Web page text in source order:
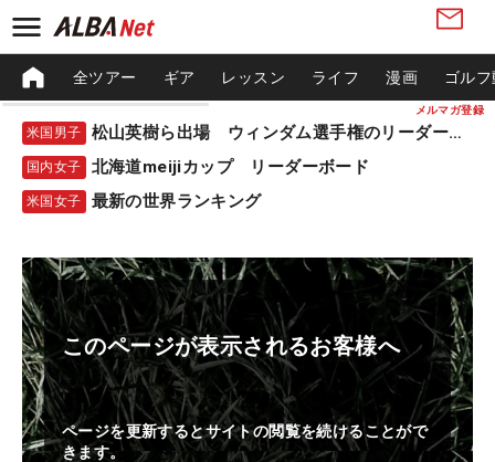
メルマガ登録
全ツアー ギア レッスン ライフ 漫画 ゴル
米国男子 松山英樹ら出場 ウィンダム選手権のリーダーボード
国内女子 北海道meijiカップ リーダーボード
米国女子 最新の世界ランキング
このページが表示されるお客様へ
ページを更新するとサイトの閲覧を続けることがで
きます。